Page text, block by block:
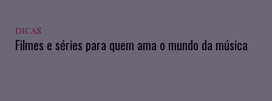
DICAS
Filmes e séries para quem ama o mundo da música